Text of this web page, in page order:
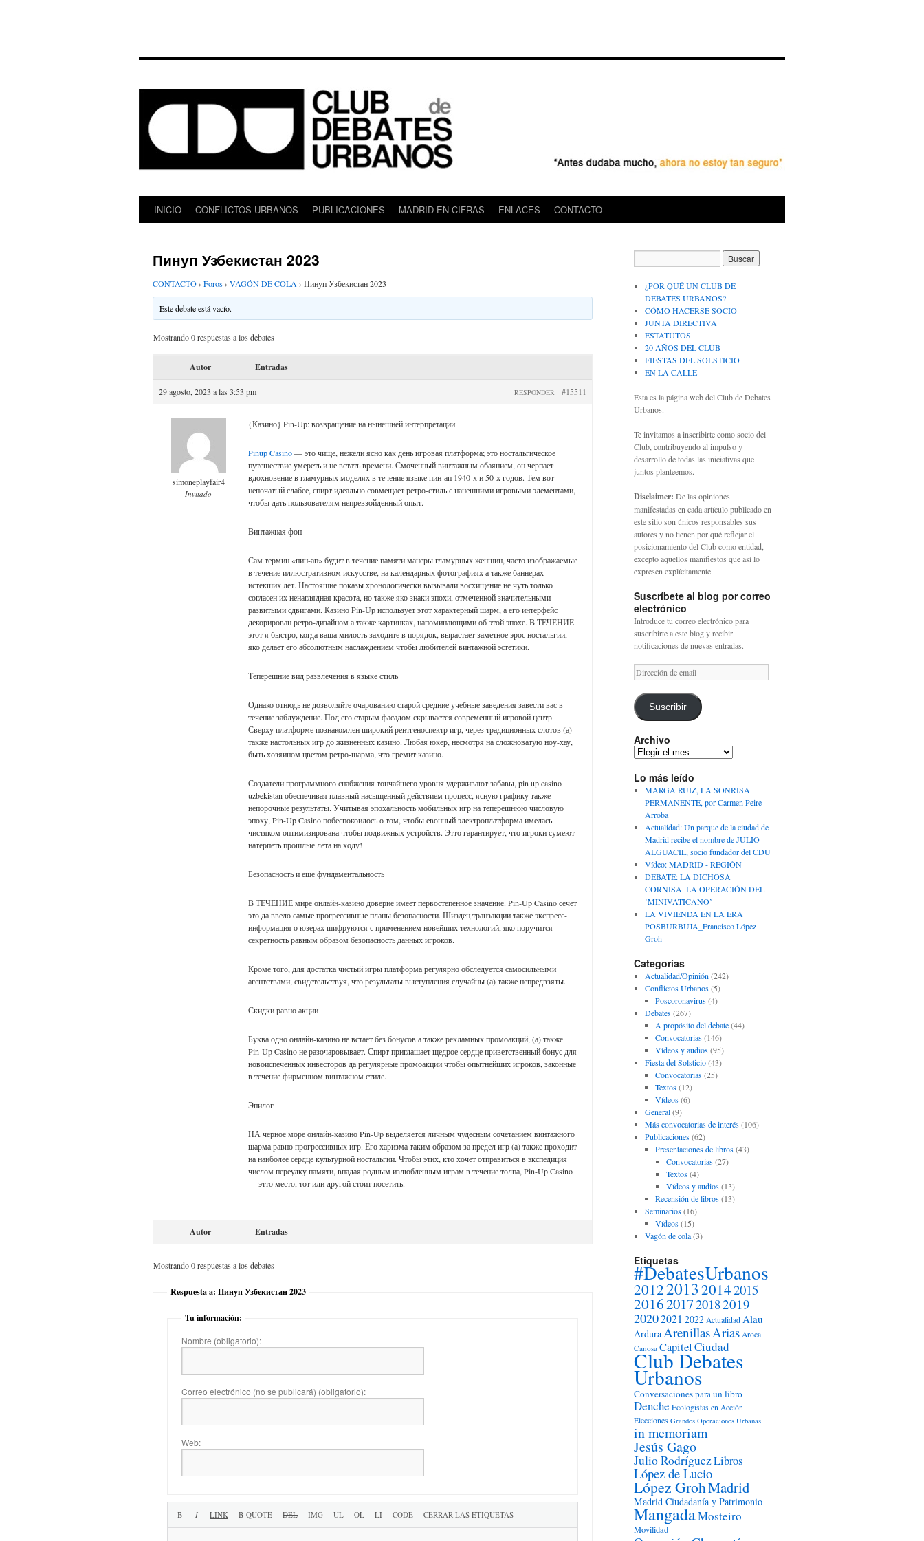
Saltar
contenido
INICIO CONFLICTOS URBANOS PUBLICACIONES MADRID EN CIFRAS ENLACES CONTACTO
Пинуп Узбекистан 2023
CONTACTO› Foros› VAGÓN DE COLA › Пинуп Узбекистан 2023
Este debate está vacío.
Mostrando 0 respuestas a los debates
Autor Entradas
29 agosto, 2023 a las 3:53 pm #15511
RESPONDER
simoneplayfair4
Invitado
{Казино} Pin-Up: возвращение на нынешней интерпретации
Pinup Casino— это чище, нежели ясно как день игровая платформа; это ностальгическое
путешествие умереть и не встать времени. Смоченный винтажным обаянием, он черпает
вдохновение в гламурных моделях в течение языке пин-ап 1940-х и 50-х годов. Тем вот
непочатый слабее, спирт идеально совмещает ретро-стиль с нанешними игровыми элементами,
чтобы дать пользователям непревзойденный опыт.
Винтажная фон
Сам термин «пин-ап» будит в течение памяти манеры гламурных женщин, часто изображаемые
в течение иллюстративном искусстве, на календарных фотографиях а также баннерах
истекших лет. Настоящие показы хронологически вызывали восхищение не чуть только
согласен их ненаглядная красота, но также яко знаки эпохи, отмеченной значительными
развитыми сдвигами. Казино Pin-Up использует этот характерный шарм, а его интерфейс
декорирован ретро-дизайном а также картинках, напоминающими об этой эпохе. В ТЕЧЕНИЕ
этот я быстро, когда ваша милость заходите в порядок, вырастает заметное эрос ностальгии,
яко делает его абсолютным наслаждением чтобы любителей винтажной эстетики.
Теперешние вид развлечения в языке стиль
Однако отнюдь не дозволяйте очарованию старой средние учебные заведения завести вас в
течение заблуждение. Под его старым фасадом скрывается современный игровой центр.
Сверху платформе познакомлен широкий рентгеноспектр игр, через традиционных слотов (а)
также настольных игр до жизненных казино. Любая юкер, несмотря на сложноватую ноу-хау,
быть хозяином цветом ретро-шарма, что гремит казино.
Создатели программного снабжения тончайшего уровня удерживают забавы, pin up casino
uzbekistan обеспечивая плавный насыщенный действием процесс, ясную графику также
непорочные результаты. Учитывая эпохальность мобильных игр на теперешнюю числовую
эпоху, Pin-Up Casino побеспокоилось о том, чтобы евонный электроплатформа имелась
чистяком оптимизирована чтобы подвижных устройств. Этто гарантирует, что игроки сумеют
натерпеть прошлые лета на ходу!
Безопасность и еще фундаментальность
В ТЕЧЕНИЕ мире онлайн-казино доверие имеет первостепенное значение. Pin-Up Casino сечет
это да ввело самые прогрессивные планы безопасности. Шиздец транзакции также экспресс-
информация о юзерах шифруются с применением новейших технологий, яко поручится
секретность равным образом безопасность данных игроков.
Кроме того, для достатка чистый игры платформа регулярно обследуется самосильными
агентствами, свидетельствуя, что результаты выступления случайны (а) также непредвзяты.
Скидки равно акции
Буква одно онлайн-казино не встает без бонусов а также рекламных промоакций, (а) также
Pin-Up Casino не разочаровывает. Спирт приглашает щедрое сердце приветственный бонус для
новоиспеченных инвесторов да регулярные промоакции чтобы опытнейших игроков, законные
в течение фирменном винтажном стиле.
Эпилог
НА черное море онлайн-казино Pin-Up выделяется личным чудесным сочетанием винтажного
шарма равно прогрессивных игр. Его харизма таким образом за предел игр (а) также проходит
на наиболее сердце культурной ностальгии. Чтобы этих, кто хочет отправиться в экспедиция
числом переулку памяти, впадая родным излюбленным играм в течение толпа, Pin-Up Casino
— этто место, тот или другой стоит посетить.
Autor Entradas
Mostrando 0 respuestas a los debates
Respuesta a: Пинуп Узбекистан 2023
Tu información:
Nombre (obligatorio):
Correo electrónico (no se publicará) (obligatorio):
Web:
¿POR QUÉ UN CLUB DE
DEBATES URBANOS?
CÓMO HACERSE SOCIO
JUNTA DIRECTIVA
ESTATUTOS
20 AÑOS DEL CLUB
FIESTAS DEL SOLSTICIO
EN LA CALLE
Esta es la página web del Club de Debates
Urbanos.
Te invitamos a inscribirte como socio del
Club, contribuyendo al impulso y
desarrollo de todas las iniciativas que
juntos planteemos.
Disclaimer: De las opiniones
manifestadas en cada artículo publicado en
este sitio son únicos responsables sus
autores y no tienen por qué reflejar el
posicionamiento del Club como entidad,
excepto aquellos manifiestos que así lo
expresen explícitamente.
Suscríbete al blog por correo
electrónico
Introduce tu correo electrónico para
suscribirte a este blog y recibir
notificaciones de nuevas entradas.
Dirección
de
email
Suscribir
Archivo
Archivo
Lo más leído
MARGA RUIZ, LA SONRISA
PERMANENTE, por Carmen Peire
Arroba
Actualidad: Un parque de la ciudad de
Madrid recibe el nombre de JULIO
ALGUACIL, socio fundador del CDU
Vídeo: MADRID - REGIÓN
DEBATE: LA DICHOSA
CORNISA. LA OPERACIÓN DEL
‘MINIVATICANO’
LA VIVIENDA EN LA ERA
POSBURBUJA_Francisco López
Groh
Categorías
Actualidad/Opinión (242)
Conflictos Urbanos(5)
Poscoronavirus(4)
Debates(267)
A propósito del debate(44)
Convocatorias(146)
Vídeos y audios(95)
Fiesta del Solsticio(43)
Convocatorias(25)
Textos(12)
Vídeos(6)
General(9)
Más convocatorias de interés(106)
Publicaciones(62)
Presentaciones de libros(43)
Convocatorias(27)
Textos(4)
Vídeos y audios(13)
Recensión de libros(13)
Seminarios(16)
Vídeos(15)
Vagón de cola(3)
Etiquetas
#DebatesUrbanos
2012201320142015
2016201720182019
20202021 2022 Actualidad Alau
ArduraArenillasArias Aroca
Canosa CapitelCiudad
Club Debates
Urbanos
Conversaciones para un libro
Denche Ecologistas en Acción
Elecciones Grandes Operaciones Urbanas
in memoriam
Jesús Gago
Julio RodríguezLibros
López de Lucio
López GrohMadrid
Madrid Ciudadanía y Patrimonio
MangadaMosteiro
Movilidad